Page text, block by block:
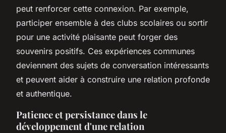
peut renforcer cette connexion. Par exemple,
participer ensemble à des clubs scolaires ou sortir
pour une activité plaisante peut forger des
souvenirs positifs. Ces expériences communes
deviennent des sujets de conversation intéressants
et peuvent aider à construire une relation profonde
et authentique.
Patience et persistance dans le
développement d'une relation